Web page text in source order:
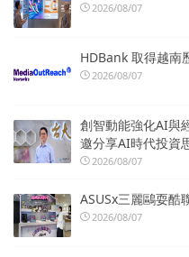
2026/08/07
HDBank 取得越南
2026/08/07
創智動能強化AI與
邀分享AI時代投資
2026/08/07
ASUSx三麗鷗耍酷
2026/08/07